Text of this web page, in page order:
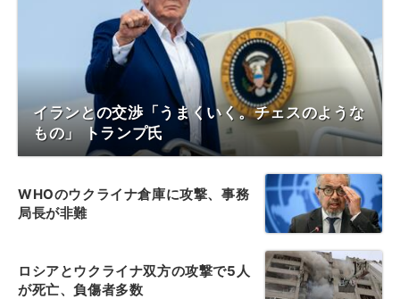
イランとの交渉「うまくいく。チェスのような
もの」 トランプ氏
WHOのウクライナ倉庫に攻撃、事務
局長が非難
ロシアとウクライナ双方の攻撃で5人
が死亡、負傷者多数